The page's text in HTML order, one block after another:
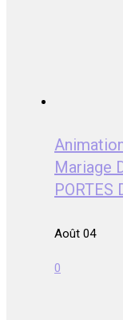
Mariage
PORTES
Août 04
0